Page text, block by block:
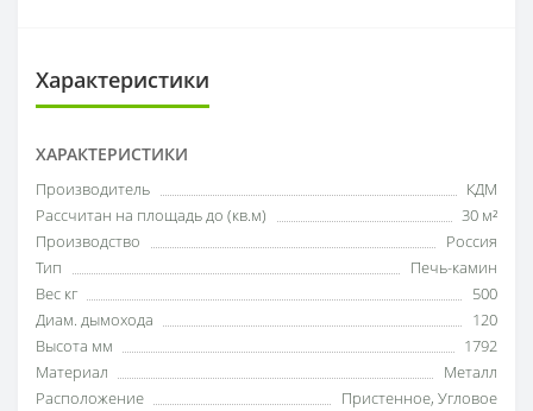
Характеристики
ХАРАКТЕРИСТИКИ
Производитель
КДМ
Рассчитан на площадь до (кв.м)
30 м²
Производство
Россия
Тип
Печь-камин
Вес кг
500
Диам. дымохода
120
Высота мм
1792
Материал
Металл
Расположение
Пристенное, Угловое